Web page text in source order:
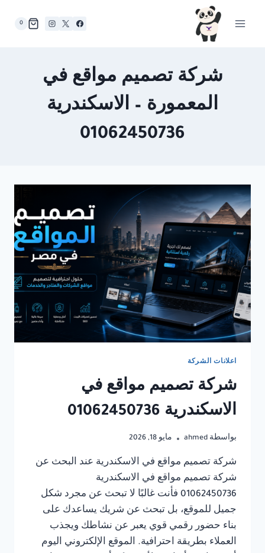
0
شركة تصميم مواقع في
المعمورة – الاسكندرية
01062450736
اعلانات الشركة
شركة تصميم مواقع في
الاسكندرية 01062450736
بواسطة ahmed مايو 18, 2026
شركة تصميم مواقع في الاسكندرية عند البحث عن
شركة تصميم مواقع في الاسكندرية
01062450736 فأنت غالبًا لا تبحث عن مجرد شكل
جميل للموقع، بل تبحث عن شريك يساعدك على
بناء حضور رقمي قوي يعبر عن نشاطك ويجذب
العملاء بطريقة احترافية. الموقع الإلكتروني اليوم